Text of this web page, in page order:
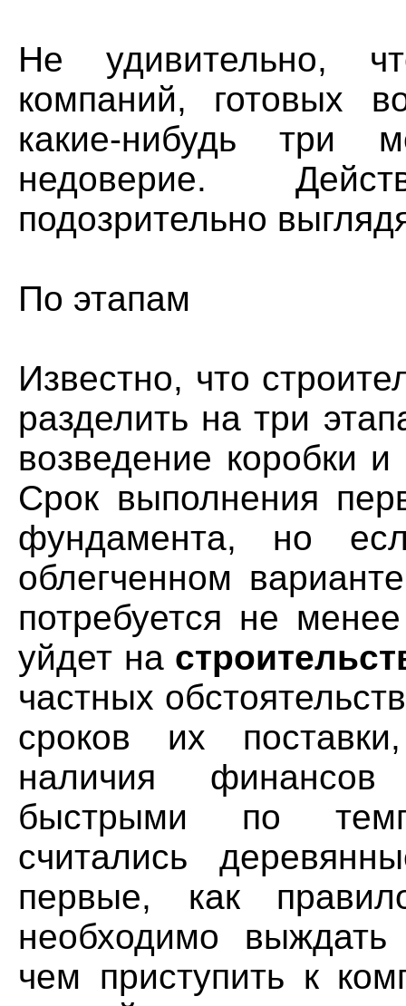
Не удивительно,
компаний, готовых
какие-нибудь три
недоверие.
подозрительно
По этапам
Известно, что
разделить на три
возведение коробки
Срок выполнения
фундамента, но
облегченном
потребуется не
уйдет на
частных
сроков их
наличия
быстрыми по
считались
первые, как
необходимо
чем приступить к